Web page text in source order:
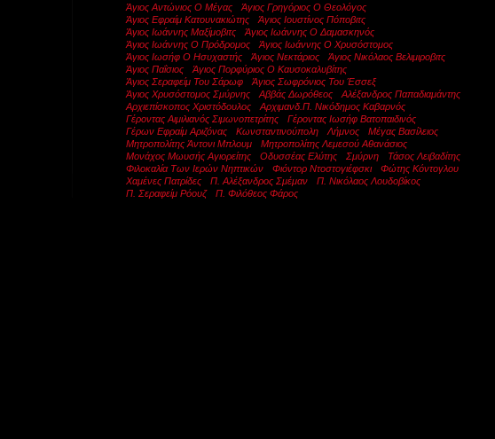
Άγιος Αντώνιος Ο Μέγας
Άγιος Γρηγόριος Ο Θεολόγος
Άγιος Εφραίμ Κατουνακιώτης
Άγιος Ιουστίνος Πόποβιτς
Άγιος Ιωάννης Μαξίμοβιτς
Άγιος Ιωάννης Ο Δαμασκηνός
Άγιος Ιωάννης Ο Πρόδρομος
Άγιος Ιωάννης Ο Χρυσόστομος
Άγιος Ιωσήφ Ο Ησυχαστής
Άγιος Νεκτάριος
Άγιος Νικόλαος Βελιμιροβιτς
Άγιος Παΐσιος
Άγιος Πορφύριος Ο Καυσοκαλυβίτης
Άγιος Σεραφείμ Του Σάρωφ
Άγιος Σωφρόνιος Του Έσσεξ
Άγιος Χρυσόστομος Σμύρνης
Αββάς Δωρόθεος
Αλέξανδρος Παπαδιαμάντης
Αρχιεπίσκοπος Χριστόδουλος
Αρχιμανδ.π. Νικόδημος Καβαρνός
Γέροντας Αιμιλιανός Σιμωνοπετρίτης
Γέροντας Ιωσήφ Βατοπαιδινός
Γέρων Εφραίμ Αριζόνας
Κωνσταντινούπολη Λήμνος
Μέγας Βασίλειος
Μητροπολίτης Άντονι Μπλουμ
Μητροπολίτης Λεμεσού Αθανάσιος
Μονάχος Μωυσής Αγιορείτης
Οδυσσέας Ελύτης Σμύρνη
Τάσος Λειβαδίτης
Φιλοκαλία Των Ιερών Νηπτικών
Φιόντορ Ντοστογιέφσκι
Φώτης Κόντογλου
Χαμένες Πατρίδες
Π. Αλέξανδρος Σμέμαν
Π. Νικόλαος Λουδοβίκος
Π. Σεραφείμ Ρόουζ
Π. Φιλόθεος Φάρος